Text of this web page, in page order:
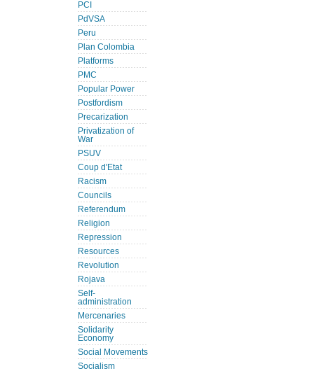
PCI
PdVSA
Peru
Plan Colombia
Platforms
PMC
Popular Power
Postfordism
Precarization
Privatization of
War
PSUV
Coup d'Etat
Racism
Councils
Referendum
Religion
Repression
Resources
Revolution
Rojava
Self-
administration
Mercenaries
Solidarity
Economy
Social Movements
Socialism